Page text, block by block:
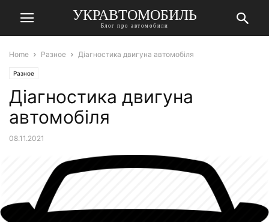
УКРАВТОМОБИЛЬ
Блог про автомобили
Home Разное Діагностика двигуна автомобіля
Разное
Діагностика двигуна
автомобіля
08.11.2021